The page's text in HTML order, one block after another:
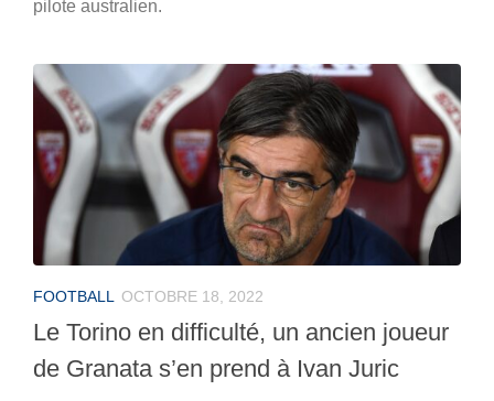
pilote australien.
FOOTBALL OCTOBRE 18, 2022
Le Torino en difficulté, un ancien joueur
de Granata s’en prend à Ivan Juric